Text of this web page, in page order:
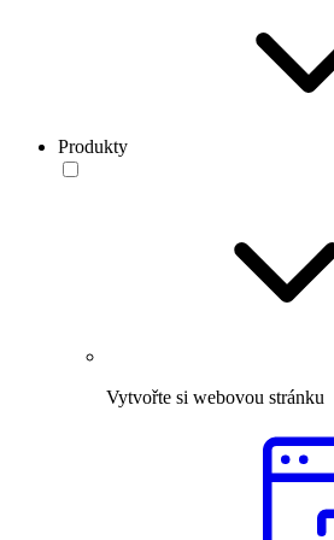
Produkty
Vytvořte si webovou stránku